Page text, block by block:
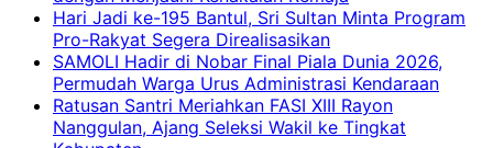
Hari Jadi ke-195 Bantul, Sri Sultan Minta Program
Pro-Rakyat Segera Direalisasikan
SAMOLI Hadir di Nobar Final Piala Dunia 2026,
Permudah Warga Urus Administrasi Kendaraan
Ratusan Santri Meriahkan FASI XIII Rayon
Nanggulan, Ajang Seleksi Wakil ke Tingkat